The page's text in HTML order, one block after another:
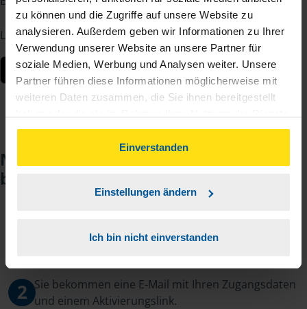
zu können und die Zugriffe auf unsere Website zu
analysieren. Außerdem geben wir Informationen zu Ihrer
Verwendung unserer Website an unsere Partner für
soziale Medien, Werbung und Analysen weiter. Unsere
Partner führen diese Informationen möglicherweise mit
weiteren Daten zusammen, die Sie ihnen bereitgestellt
gesammelt haben. Indem Sie auf Einverstanden klicken,
können Sie der Verwendung von Cookies, gemäß
unserer
Einverstanden
Einstellungen ändern
Ich bin nicht einverstanden
Laden Sie die App kostenlos herunter:
Noch keinen Zugang? So einfach
beantragen Sie ihn.
Sie teilen mir mit, dass Sie MeineVLH nutzen
2 Sie bekommen eine E-Mail mit Ihren Zugangsdaten
und einem Aktivierungslink.